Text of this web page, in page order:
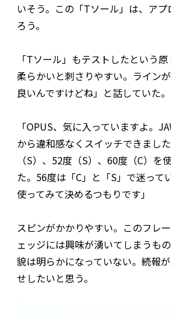
いそう。この「Tソール」は、ア
ろう。
「Tソール」もテストしたという
柔らかいと刺さりやすい。ライン
良いんですけどね」と話していた。
「OPUS、気に入っていますよ。
から違和感なくスイッチできまし
（S）、52度（S）、60度（C）を
た。56度は「C」と「S」で迷って
使ってみて決めるつもりです」
スピンがかかりやすい。このフレ
ェッジには興味が湧いてしまうも
貌は明らかになっていない。続報
せしたいと思う。